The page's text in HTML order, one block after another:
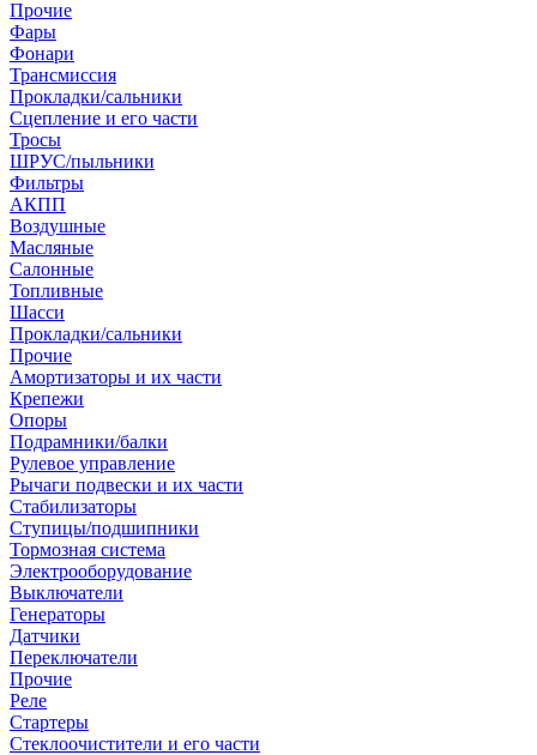
Прочие
Фары
Фонари
Трансмиссия
Прокладки/сальники
Сцепление и его части
Тросы
ШРУС/пыльники
Фильтры
АКПП
Воздушные
Масляные
Салонные
Топливные
Шасси
Прокладки/сальники
Прочие
Амортизаторы и их части
Крепежи
Опоры
Подрамники/балки
Рулевое управление
Рычаги подвески и их части
Стабилизаторы
Ступицы/подшипники
Тормозная система
Электрооборудование
Выключатели
Генераторы
Датчики
Переключатели
Прочие
Реле
Стартеры
Стеклоочистители и его части